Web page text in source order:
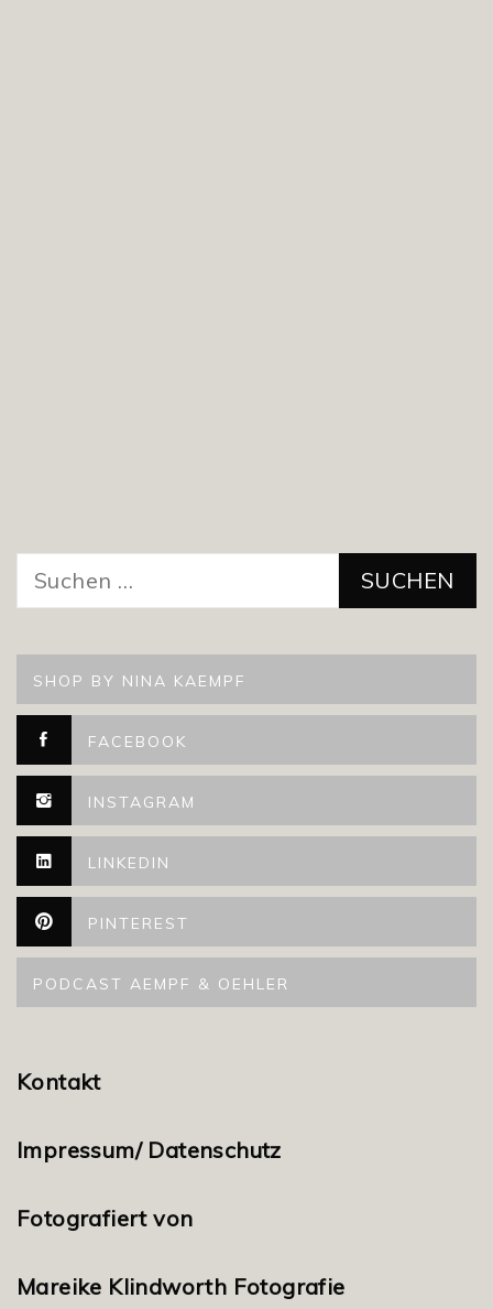
nach:
SHOP BY NINA KAEMPF
FACEBOOK
INSTAGRAM
LINKEDIN
PINTEREST
PODCAST AEMPF & OEHLER
Kontakt
Impressum/ Datenschutz
Fotografiert von
Mareike Klindworth Fotografie